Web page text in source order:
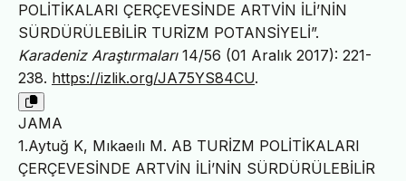
POLİTİKALARI ÇERÇEVESİNDE ARTVİN İLİ’NİN
SÜRDÜRÜLEBİLİR TURİZM POTANSİYELİ”.
Karadeniz Araştırmaları14/56 (01 Aralık 2017): 221-
238. https://izlik.org/JA75YS84CU.
JAMA
1.Aytuğ K, Mıkaeılı M. AB TURİZM POLİTİKALARI
ÇERÇEVESİNDE ARTVİN İLİ’NİN SÜRDÜRÜLEBİLİR